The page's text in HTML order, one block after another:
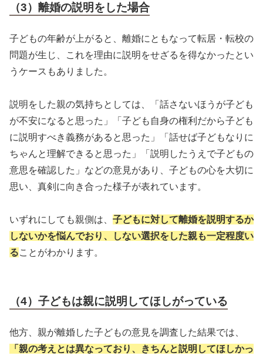
（3）離婚の説明をした場合
子どもの年齢が上がると、離婚にともなって転居・転校の
問題が生じ、これを理由に説明をせざるを得なかったとい
うケースもありました。
説明をした親の気持ちとしては、「話さないほうが子ども
が不安になると思った」「子ども自身の権利だから子ども
に説明すべき義務があると思った」「話せば子どもなりに
ちゃんと理解できると思った」「説明したうえで子どもの
意思を確認した」などの意見があり、子どもの心を大切に
思い、真剣に向き合った様子が表れています。
いずれにしても親側は、 子どもに対して離婚を説明するか
しないかを悩んでおり、しない選択をした親も一定程度い
ることがわかります。
（4）子どもは親に説明してほしがっている
他方、親が離婚した子どもの意見を調査した結果では、
「親の考えとは異なっており、きちんと説明してほしかっ